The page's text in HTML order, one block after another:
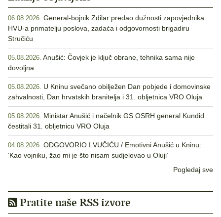
06.08.2026. General-bojnik Zdilar predao dužnosti zapovjednika
HVU-a primatelju poslova, zadaća i odgovornosti brigadiru
Stručiću
05.08.2026. Anušić: Čovjek je ključ obrane, tehnika sama nije
dovoljna
05.08.2026. U Kninu svečano obilježen Dan pobjede i domovinske
zahvalnosti, Dan hrvatskih branitelja i 31. obljetnica VRO Oluja
05.08.2026. Ministar Anušić i načelnik GS OSRH general Kundid
čestitali 31. obljetnicu VRO Oluja
04.08.2026. ODGOVORIO I VUČIĆU / Emotivni Anušić u Kninu:
‘Kao vojniku, žao mi je što nisam sudjelovao u Oluji’
Pogledaj sve
Pratite naše RSS izvore